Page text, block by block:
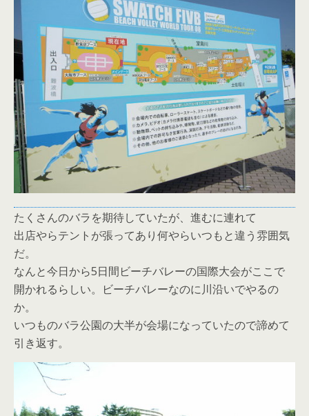
たくさんのバラを期待していたが、進むに連れて
出店やらテントが張ってあり何やらいつもと違う雰囲気
だ。
なんと今日から5日間ビーチバレーの国際大会がここで
開かれるらしい。ビーチバレーなのに川沿いでやるの
か。
いつものバラ公園の大半が会場になっていたので諦めて
引き返す。